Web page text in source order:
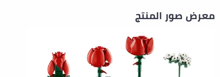
معرض صور المنتج